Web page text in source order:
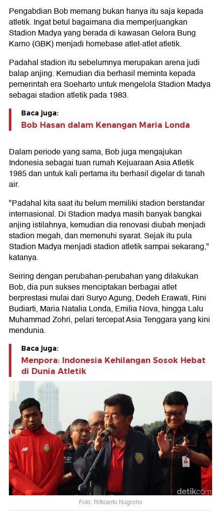
Pengabdian Bob memang bukan hanya itu saja kepada
atletik. Ingat betul bagaimana dia memperjuangkan
Stadion Madya yang berada di kawasan Gelora Bung
Karno (GBK) menjadi homebase atlet-atlet atletik.
Padahal stadion itu sebelumnya merupakan arena judi
balap anjing. Kemudian dia berhasil meminta kepada
pemerintah era Soeharto untuk mengelola Stadion Madya
sebagai stadion atletik pada 1983.
Baca juga:
Bob Hasan dalam Kenangan Maria Londa
Dalam periode yang sama, Bob juga mengajukan
Indonesia sebagai tuan rumah Kejuaraan Asia Atletik
1985 dan untuk kali pertama itu berhasil digelar di tanah
air.
"Padahal kita saat itu belum memiliki stadion berstandar
internasional. Di Stadion madya masih banyak bangkai
anjing istilahnya, kemudian dia renovasi diubah menjadi
stadion megah, dan memenuhi syarat. Sejak itu pula
Stadion Madya menjadi stadion atletik sampai sekarang,"
katanya.
Seiring dengan perubahan-perubahan yang dilakukan
Bob, dia pun sukses menciptakan berbagai atlet
berprestasi mulai dari Suryo Agung, Dedeh Erawati, Rini
Budiarti, Maria Natalia Londa, Emilia Nova, hingga Lalu
Muhammad Zohri, pelari tercepat Asia Tenggara yang kini
mendunia.
Baca juga:
Menpora: Indonesia Kehilangan Sosok Hebat
di Dunia Atletik
Foto: Rifkianto Nugroho